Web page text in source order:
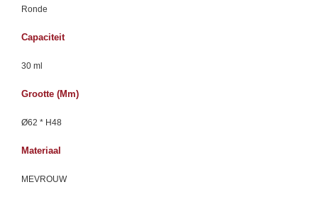
Ronde
Capaciteit
30 ml
Grootte (mm)
Ø62 * H48
Materiaal
MEVROUW